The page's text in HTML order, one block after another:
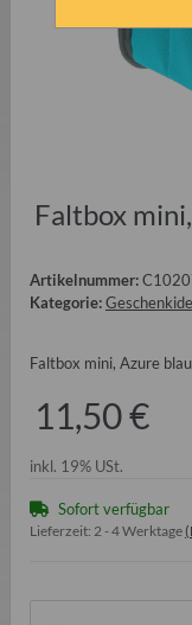
Faltbox
Artikelnummer:
Kategorie:
Faltbox mini, Azure blau
11,50 €
inkl. 19% USt.
Sofort verfügbar
Lieferzeit: 2 - 4 Werktage